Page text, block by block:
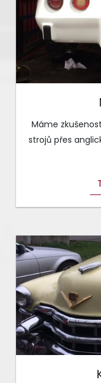
Máme
strojů přes